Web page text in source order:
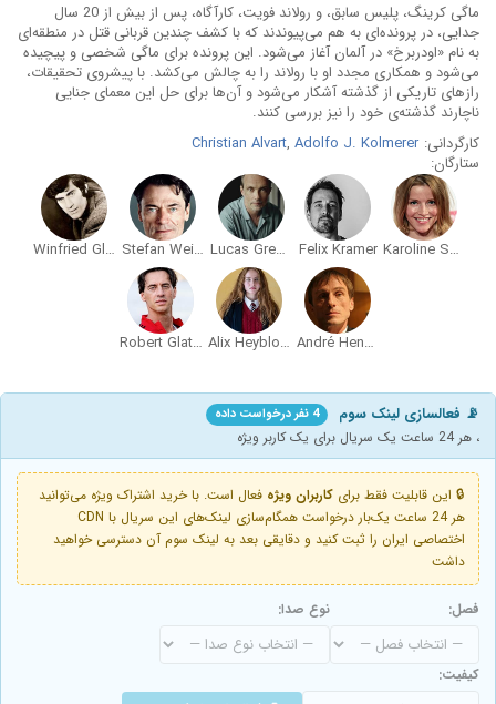
ماگی کرینگ، پلیس سابق، و رولاند فویت، کارآگاه، پس از بیش از 20 سال
جدایی، در پرونده‌ای به هم می‌پیوندند که با کشف چندین قربانی قتل در منطقه‌ای
به نام «اودربرخ» در آلمان آغاز می‌شود. این پرونده برای ماگی شخصی و پیچیده
می‌شود و همکاری مجدد او با رولاند را به چالش می‌کشد. با پیشروی تحقیقات،
رازهای تاریکی از گذشته آشکار می‌شود و آن‌ها برای حل این معمای جنایی
ناچارند گذشته‌ی خود را نیز بررسی کنند.
کارگردانی:
Christian Alvart, Adolfo J. Kolmerer
ستارگان:
Karoline Schuch
Felix Kramer
Lucas Gregorowicz
Stefan Weinert
Winfried Glatzeder
André Hennicke
Alix Heyblom
Robert Glatzeder
📡 فعالسازی لینک سوم 4 نفر درخواست داده
، هر 24 ساعت یک سریال برای یک کاربر ویژه
🔒 این قابلیت فقط برای کاربران ویژه فعال است. با خرید اشتراک ویژه می‌توانید
هر 24 ساعت یک‌بار درخواست همگام‌سازی لینک‌های این سریال با CDN
اختصاصی ایران را ثبت کنید و دقایقی بعد به لینک سوم آن دسترسی خواهید
داشت
فصل: نوع صدا:
کیفیت: